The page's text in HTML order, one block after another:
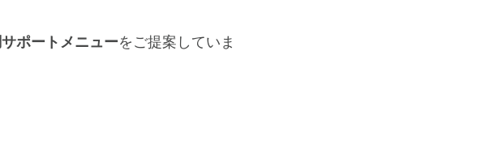
ポートメニューをご提案していま